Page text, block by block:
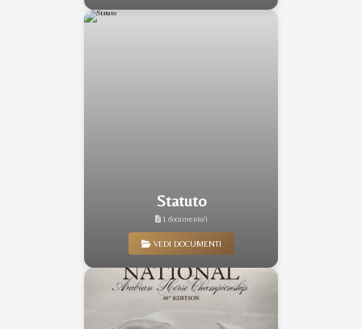
Statuto
1 documento/i
VEDI DOCUMENTI